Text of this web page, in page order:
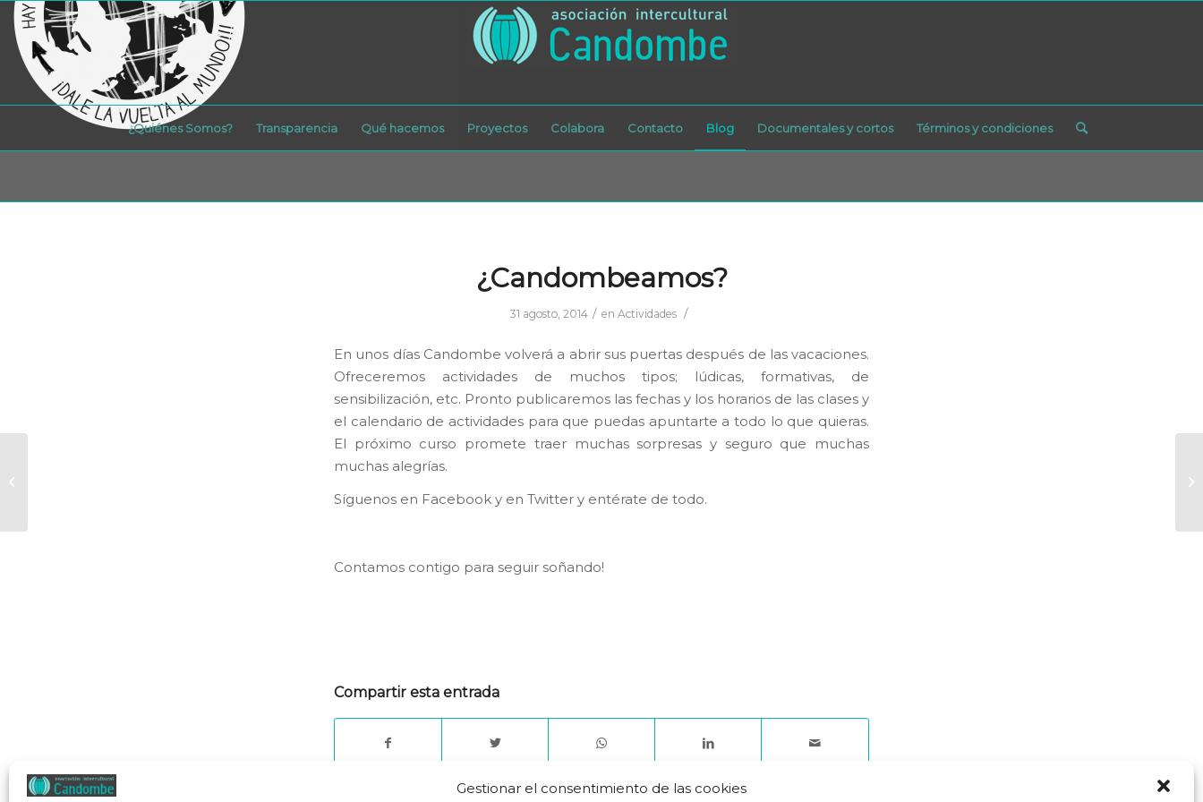
Gestionar el consentimiento de las cookies
¿Quiénes Somos? Transparencia Qué hacemos Proyectos Colabora Contacto Blog Documentales y cortos Términos y condiciones
¿Candombeamos?
31 agosto, 2014 / en Actividades /
En unos días Candombe volverá a abrir sus puertas después de las vacaciones.
Ofreceremos actividades de muchos tipos; lúdicas, formativas, de
sensibilización, etc. Pronto publicaremos las fechas y los horarios de las clases y
el calendario de actividades para que puedas apuntarte a todo lo que quieras.
El próximo curso promete traer muchas sorpresas y seguro que muchas
muchas alegrías.
Síguenos en Facebook y en Twitter y entérate de todo.
Contamos contigo para seguir soñando!
Compartir esta entrada